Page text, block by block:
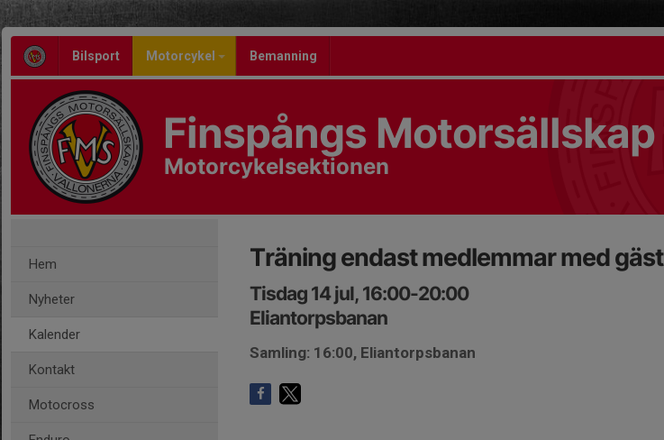
Bilsport Motorcykel Bemanning
Finspångs Motorsällskap
Motorcykelsektionen
Hem
Nyheter
Kalender
Kontakt
Motocross
Träning endast medlemmar med gäst
Tisdag 14 jul, 16:00-20:00
Eliantorpsbanan
Samling: 16:00, Eliantorpsbanan